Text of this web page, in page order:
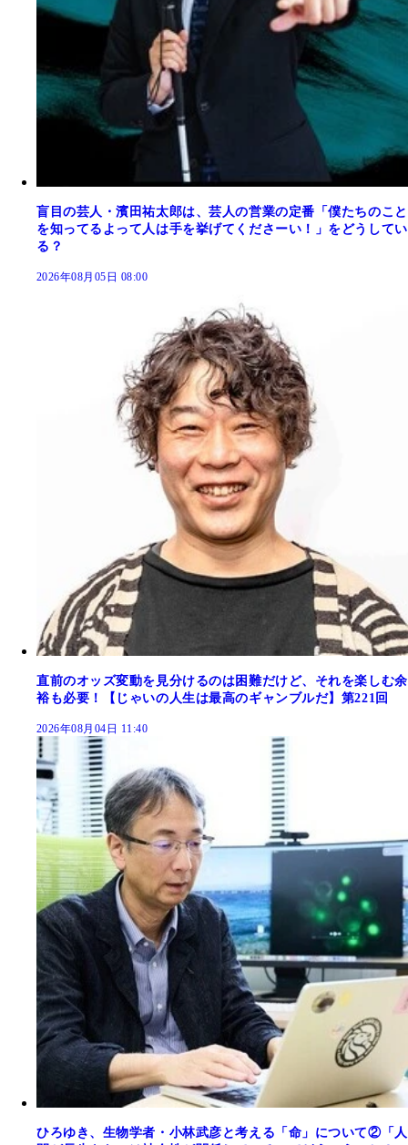
盲目の芸人・濱田祐太郎は、芸人の営業の定番「僕たちのこと
を知ってるよって人は手を挙げてくださーい！」をどうしてい
る？
2026年08月05日 08:00
直前のオッズ変動を見分けるのは困難だけど、それを楽しむ余
裕も必要！【じゃいの人生は最高のギャンブルだ】第221回
2026年08月04日 11:40
ひろゆき、生物学者・小林武彦と考える「命」について②「人